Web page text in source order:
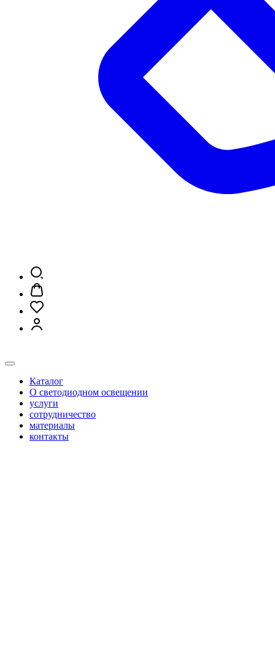
Каталог
О светодиодном освещении
услуги
сотрудничество
материалы
контакты